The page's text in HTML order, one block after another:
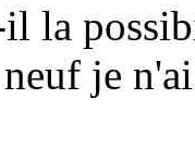
la
je